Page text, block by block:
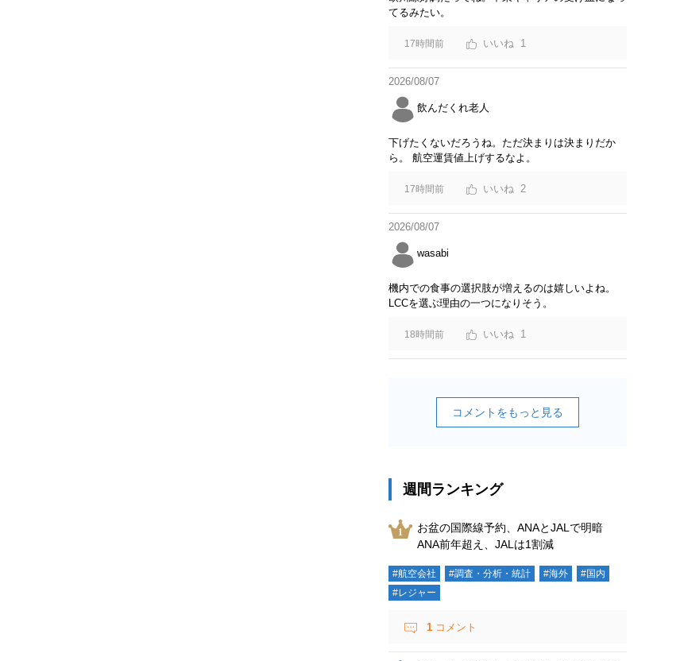
てるみたい。
17時間前 1
2026/08/07
飲んだくれ老人
下げたくないだろうね。ただ決まりは決まりだか
ら。 航空運賃値上げするなよ。
17時間前 2
2026/08/07
wasabi
機内での食事の選択肢が増えるのは嬉しいよね。
LCCを選ぶ理由の一つになりそう。
18時間前 1
コメントをもっと見る
週間ランキング
お盆の国際線予約、ANAとJALで明暗
ANA前年超え、JALは1割減
#航空会社 #調査・分析・統計 #海外
#国内
#レジャー
1 コメント